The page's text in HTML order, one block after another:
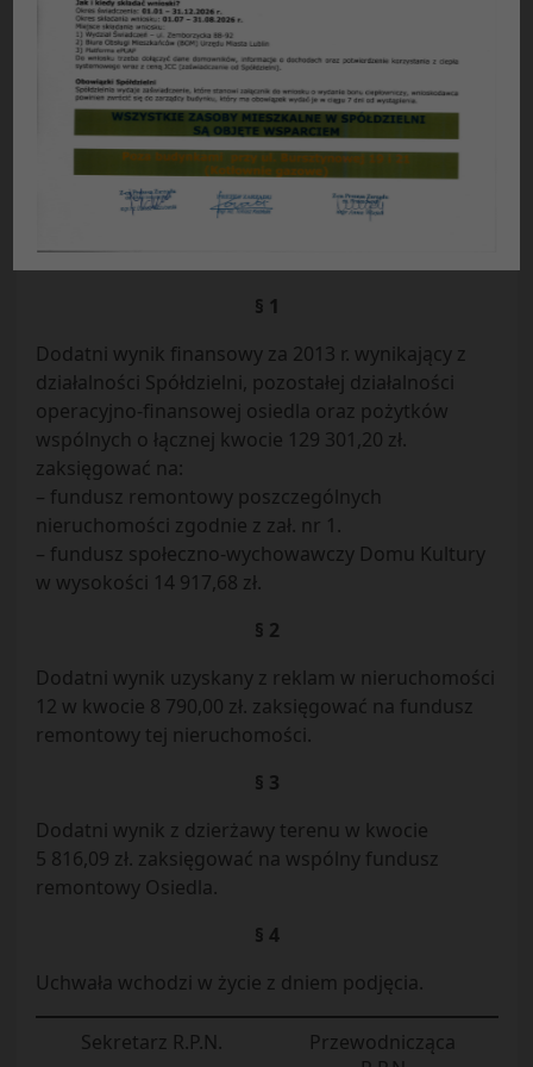
UCHWAŁA NR 15/08/2014
Rady Przedstawicieli Nieruchomości Osiedla „Łęgi”
Spółdzielni Mieszkaniowej „Czuby’ w Lublinie
z dnia 06.08.2014 r.
Działając na podstawie § 103b Statutu Spółdzielni
następuje:
§ 1
Dodatni wynik finansowy za 2013 r. wynikający z
działalności Spółdzielni, pozostałej działalności
operacyjno-finansowej osiedla oraz pożytków
wspólnych o łącznej kwocie 129 301,20 zł.
zaksięgować na:
– fundusz remontowy poszczególnych
nieruchomości zgodnie z zał. nr 1.
– fundusz społeczno-wychowawczy Domu Kultury
w wysokości 14 917,68 zł.
§ 2
Dodatni wynik uzyskany z reklam w nieruchomości
12 w kwocie 8 790,00 zł. zaksięgować na fundusz
remontowy tej nieruchomości.
§ 3
Dodatni wynik z dzierżawy terenu w kwocie
5 816,09 zł. zaksięgować na wspólny fundusz
remontowy Osiedla.
§ 4
Uchwała wchodzi w życie z dniem podjęcia.
Sekretarz R.P.N.
Przewodnicząca